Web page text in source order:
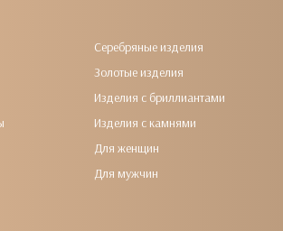
Серебряные изделия
Золотые изделия
Изделия с бриллиантами
Изделия с камнями
Для женщин
Для мужчин